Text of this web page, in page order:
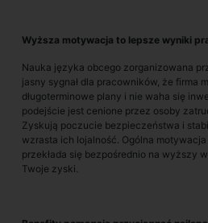
Wyższa motywacja to lepsze wyniki
Nauka języka obcego zorganizowana
jasny sygnał dla pracowników, że firma
długoterminowe plany i nie waha się
podejście jest cenione przez osoby
Zyskują poczucie bezpieczeństwa i
wzrasta ich lojalność. Ogólna
przekłada się bezpośrednio na wyższy
Twoje zyski.